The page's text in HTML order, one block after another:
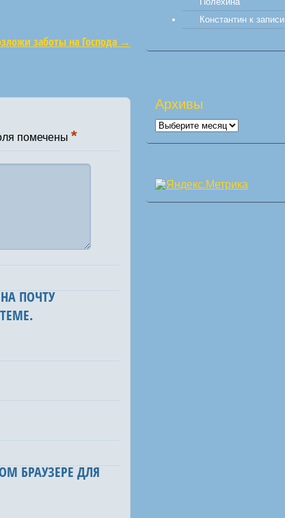
заботы на Господа →
помечены *
ПОЧТУ
БРАУЗЕРЕ ДЛЯ
Константинк записи
Архивы
Архивы